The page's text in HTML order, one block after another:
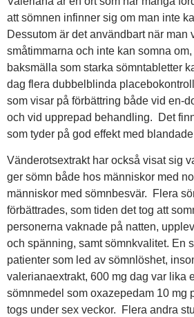
att sömnen infinner sig om man inte
Dessutom är det användbart när man
småtimmarna och inte kan somna
baksmälla som starka sömntabletter
dag flera dubbelblinda
som visar på förbättring både vid en-
och vid upprepad behandling. Det
som tyder på god effekt med
Vänderotsextrakt har också visat sig
ger sömn både hos människor med
människor med sömnbesvär. Flera
förbättrades, som tiden det tog att
personerna vaknade på natten,
och spänning, samt sömnkvalitet. En
patienter som led av sömnlöshet,
valerianaextrakt, 600 mg dag var lika
sömnmedel som oxazepedam 10 mg
togs under sex veckor. Flera andra